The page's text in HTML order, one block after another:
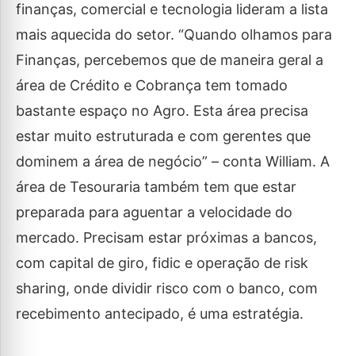
finanças, comercial e tecnologia lideram a lista
mais aquecida do setor. “Quando olhamos para
Finanças, percebemos que de maneira geral a
área de Crédito e Cobrança tem tomado
bastante espaço no Agro. Esta área precisa
estar muito estruturada e com gerentes que
dominem a área de negócio” – conta William. A
área de Tesouraria também tem que estar
preparada para aguentar a velocidade do
mercado. Precisam estar próximas a bancos,
com capital de giro, fidic e operação de risk
sharing, onde dividir risco com o banco, com
recebimento antecipado, é uma estratégia.